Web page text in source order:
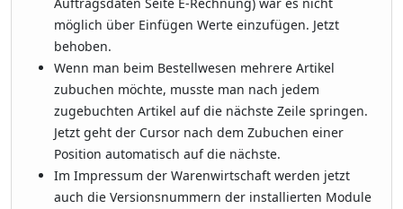
möglich über Einfügen Werte einzufügen. Jetzt
behoben.
Wenn man beim Bestellwesen mehrere Artikel
zubuchen möchte, musste man nach jedem
zugebuchten Artikel auf die nächste Zeile springen.
Jetzt geht der Cursor nach dem Zubuchen einer
Position automatisch auf die nächste.
Im Impressum der Warenwirtschaft werden jetzt
auch die Versionsnummern der installierten Module